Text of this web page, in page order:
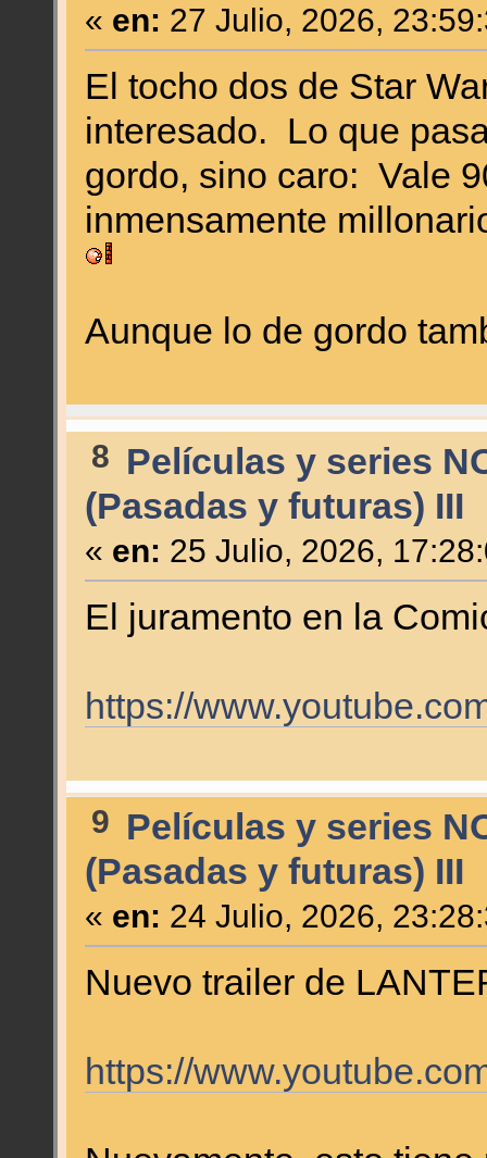
« en: 27 Julio, 2026,
El tocho dos de Star
interesado. Lo que
gordo, sino caro: Vale
inmensamente
Aunque lo de gordo
8 Películas y series
(Pasadas y futuras) III
« en: 25 Julio, 2026,
El juramento en la
https://
9 Películas y series
(Pasadas y futuras) III
« en: 24 Julio, 2026,
Nuevo trailer de
https://